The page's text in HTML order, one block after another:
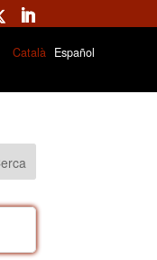
Català Español